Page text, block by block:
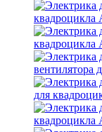
квадроцикла
квадроцикла
вентилятора
для
квадроцикла